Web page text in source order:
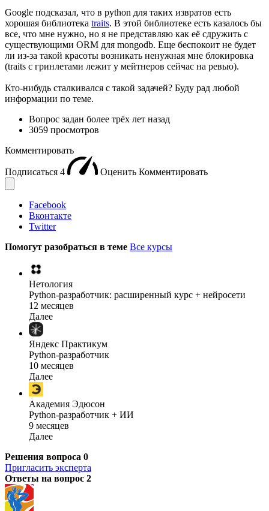
Google подсказал, что в python для таких извратов есть
хорошая библиотека traits. В этой библиотеке есть казалось бы
все, что мне нужно, но я не представляю как её сдружить с
существующими ORM для mongodb. Еще беспокоит не будет
ли из-за такой красоты возникать ненужная мне блокировка
(traits с гринлетами лежит у мейтнеров сейчас на ревью).
Кто-нибудь сталкивался с такой задачей? Буду рад любой
информации по теме.
Вопрос задан более трёх лет назад
3059 просмотров
Комментировать
Подписаться 4 Оценить Комментировать
Facebook
Вконтакте
Twitter
Помогут разобраться в теме Все курсы
Нетология
Python-разработчик: расширенный курс + нейросети
12 месяцев
Далее
Яндекс Практикум
Python-разработчик
10 месяцев
Далее
Академия Эдюсон
Python-разработчик + ИИ
9 месяцев
Далее
Решения вопроса 0
Пригласить эксперта
Ответы на вопрос 2